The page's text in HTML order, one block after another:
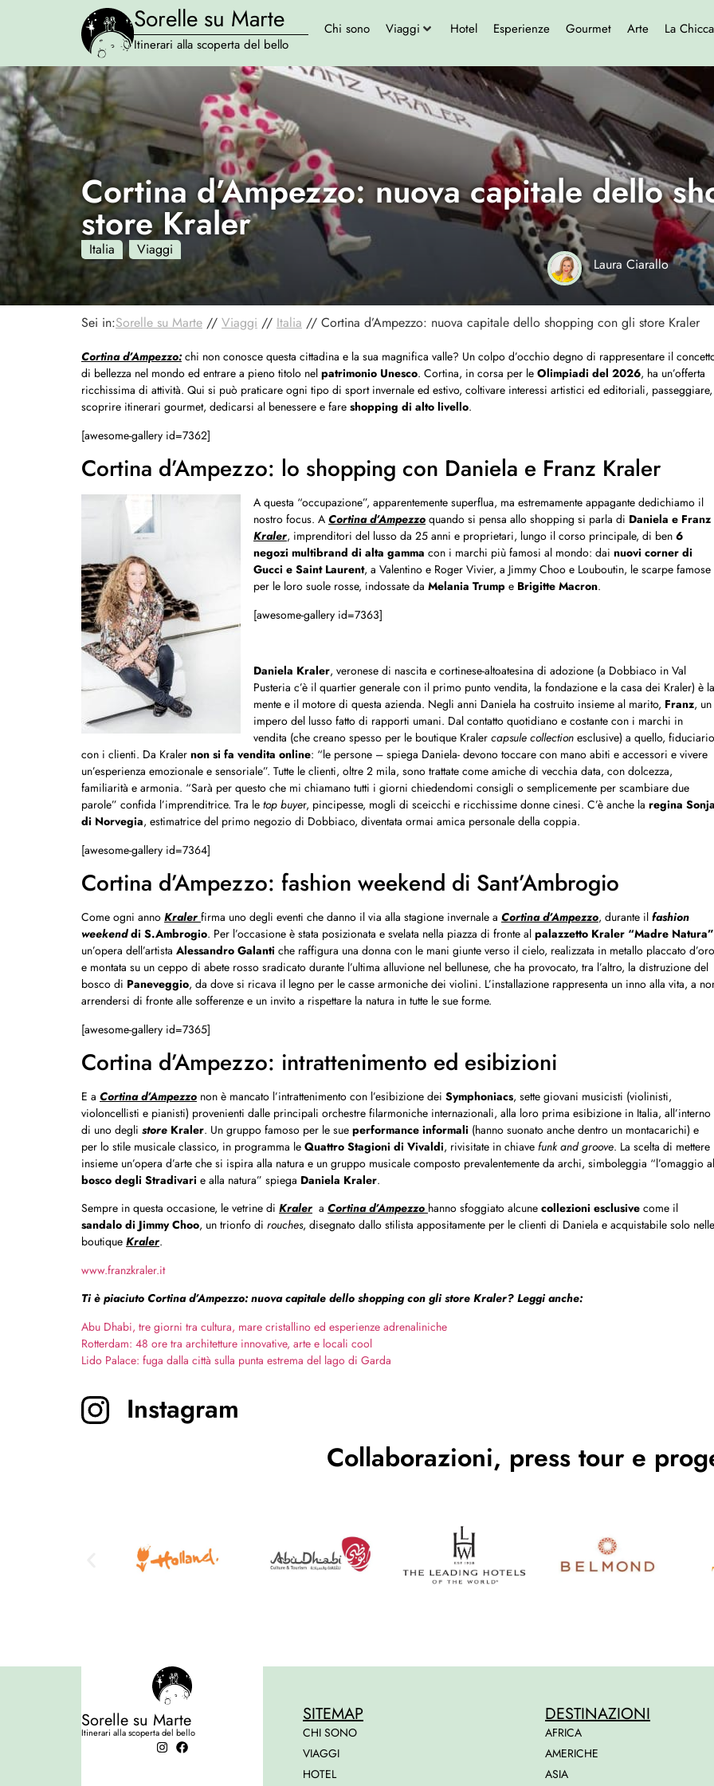
Sorelle su Marte
Itinerari alla scoperta del bello
Chi sono Viaggi Hotel Esperienze Gourmet Arte La Chicca
Cortina d’Ampezzo: nuova capitale dello
store Kraler
Italia
Viaggi
Laura Ciarallo
Sei in:Sorelle su Marte // Viaggi // Italia // Cortina d’Ampezzo: nuova capitale dello shopping con gli store Kraler
Cortina d’Ampezzo: chi non conosce questa cittadina e la sua magnifica valle? Un colpo d’occhio degno di rappresentare il
di bellezza nel mondo ed entrare a pieno titolo nel patrimonio Unesco. Cortina, in corsa per le Olimpiadi del 2026, ha un’offerta
ricchissima di attività. Qui si può praticare ogni tipo di sport invernale ed estivo, coltivare interessi artistici ed editoriali, passeggiare,
scoprire itinerari gourmet, dedicarsi al benessere e fare shopping di alto livello.
[awesome-gallery id=7362]
Cortina d’Ampezzo: lo shopping con Daniela e Franz Kraler
A questa “occupazione”, apparentemente superflua, ma estremamente appagante dedichiamo il
nostro focus. A Cortina d’Ampezzo quando si pensa allo shopping si parla di Daniela e Franz
Kraler, imprenditori del lusso da 25 anni e proprietari, lungo il corso principale, di ben 6
negozi multibrand di alta gamma con i marchi più famosi al mondo: dai nuovi corner di
Gucci e Saint Laurent, a Valentino e Roger Vivier, a Jimmy Choo e Louboutin, le scarpe famose
per le loro suole rosse, indossate da Melania Trump e Brigitte Macron.
[awesome-gallery id=7363]
Daniela Kraler, veronese di nascita e cortinese-altoatesina di adozione (a Dobbiaco in Val
Pusteria c’è il quartier generale con il primo punto vendita, la fondazione e la casa dei Kraler) è la
mente e il motore di questa azienda. Negli anni Daniela ha costruito insieme al marito, Franz, un
impero del lusso fatto di rapporti umani. Dal contatto quotidiano e costante con i marchi in
vendita (che creano spesso per le boutique Kraler capsule collection esclusive) a quello,
con i clienti. Da Kraler non si fa vendita online: “le persone – spiega Daniela- devono toccare con mano abiti e accessori e vivere
un’esperienza emozionale e sensoriale”. Tutte le clienti, oltre 2 mila, sono trattate come amiche di vecchia data, con dolcezza,
familiarità e armonia. “Sarà per questo che mi chiamano tutti i giorni chiedendomi consigli o semplicemente per scambiare due
parole” confida l’imprenditrice. Tra le top buyer, pincipesse, mogli di sceicchi e ricchissime donne cinesi. C’è anche la regina Sonja
di Norvegia, estimatrice del primo negozio di Dobbiaco, diventata ormai amica personale della coppia.
[awesome-gallery id=7364]
Cortina d’Ampezzo: fashion weekend di Sant’Ambrogio
Come ogni anno Kraler firma uno degli eventi che danno il via alla stagione invernale a Cortina d’Ampezzo, durante il fashion
weekenddi S.Ambrogio. Per l’occasione è stata posizionata e svelata nella piazza di fronte al palazzetto Kraler “Madre Natura”
un’opera dell’artista Alessandro Galanti che raffigura una donna con le mani giunte verso il cielo, realizzata in metallo placcato d’oro
e montata su un ceppo di abete rosso sradicato durante l’ultima alluvione nel bellunese, che ha provocato, tra l’altro, la distruzione del
bosco di Paneveggio, da dove si ricava il legno per le casse armoniche dei violini. L’installazione rappresenta un inno alla vita, a
arrendersi di fronte alle sofferenze e un invito a rispettare la natura in tutte le sue forme.
[awesome-gallery id=7365]
Cortina d’Ampezzo: intrattenimento ed esibizioni
E a Cortina d’Ampezzo non è mancato l’intrattenimento con l’esibizione dei Symphoniacs, sette giovani musicisti (violinisti,
violoncellisti e pianisti) provenienti dalle principali orchestre filarmoniche internazionali, alla loro prima esibizione in Italia, all’interno
di uno degli store Kraler. Un gruppo famoso per le sue performance informali (hanno suonato anche dentro un montacarichi) e
per lo stile musicale classico, in programma le Quattro Stagioni di Vivaldi, rivisitate in chiave funk and groove. La scelta di mettere
insieme un’opera d’arte che si ispira alla natura e un gruppo musicale composto prevalentemente da archi, simboleggia “l’omaggio al
bosco degli Stradivari e alla natura” spiega Daniela Kraler.
Sempre in questa occasione, le vetrine di Kraler a Cortina d’Ampezzo hanno sfoggiato alcune collezioni esclusive come il
sandalo di Jimmy Choo, un trionfo di rouches, disegnato dallo stilista appositamente per le clienti di Daniela e acquistabile solo nelle
boutique Kraler.
www.franzkraler.it
Ti è piaciuto Cortina d’Ampezzo: nuova capitale dello shopping con gli store Kraler? Leggi anche:
Abu Dhabi, tre giorni tra cultura, mare cristallino ed esperienze adrenaliniche
Rotterdam: 48 ore tra architetture innovative, arte e locali cool
Lido Palace: fuga dalla città sulla punta estrema del lago di Garda
Instagram
Collaborazioni, press tour e
Sorelle su Marte
Itinerari alla scoperta del bello
SITEMAP
CHI SONO
VIAGGI
HOTEL
DESTINAZIONI
AFRICA
AMERICHE
ASIA